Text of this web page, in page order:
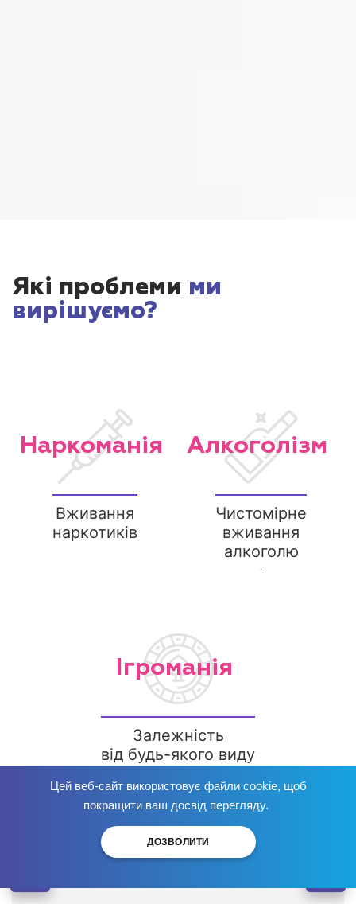
Цей веб-сайт використовує файли cookie, щоб
покращити ваш досвід перегляду.
ДОЗВОЛИТИ
Позбудься залежностізараз!
Які проблеми ми
вирішуємо?
Наркоманія
Вживання
наркотиків
Алкоголізм
Чистомірне
вживання
алкоголю
.
Ігроманія
Залежність
від будь-якого виду